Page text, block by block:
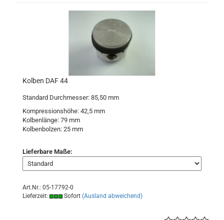
Kolben DAF 44
Standard Durchmesser: 85,50 mm
Kompressionshöhe: 42,5 mm
Kolbenlänge: 79 mm
Kolbenbolzen: 25 mm
Lieferbare Maße:
Art.Nr.: 05-17792-0
Lieferzeit:
Sofort (Ausland abweichend)